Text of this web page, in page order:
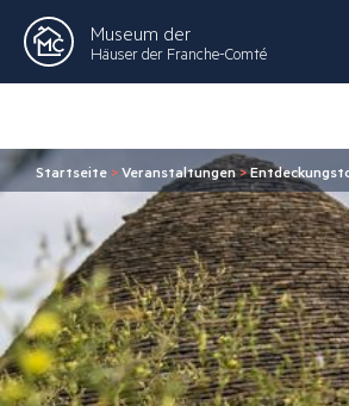
Museum der
Häuser der Franche-Comté
Startseite >Veranstaltungen>